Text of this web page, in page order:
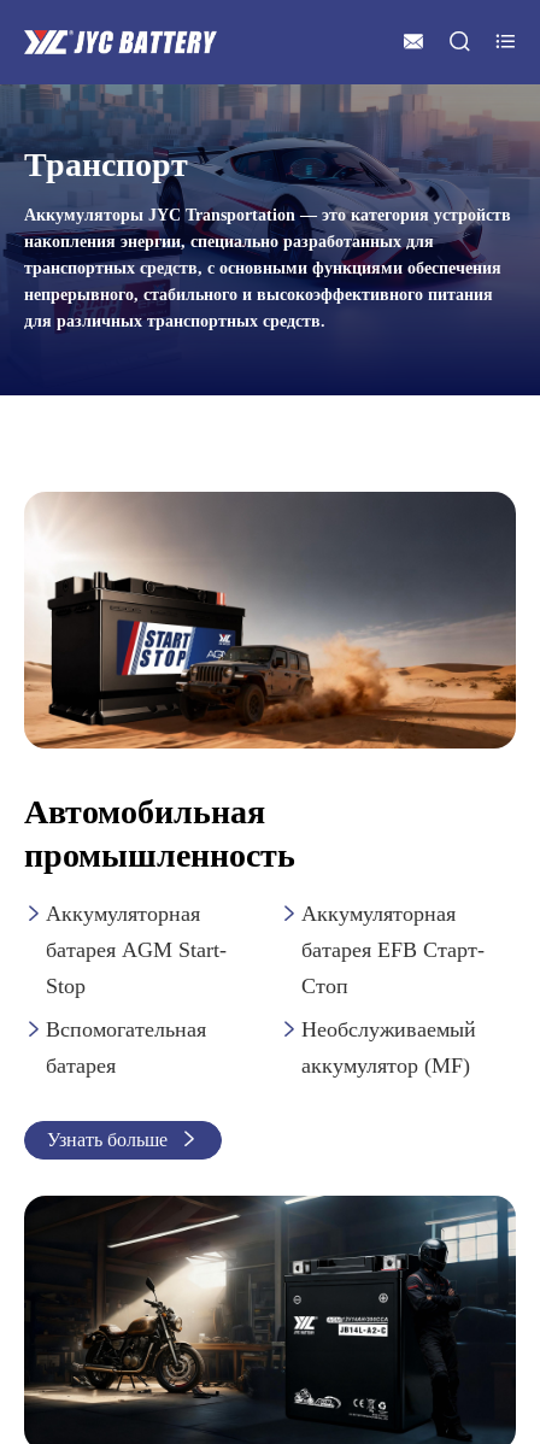
  
Транспорт
Аккумуляторы JYC Transportation — это категория устройств
накопления энергии, специально разработанных для
транспортных средств, с основными функциями обеспечения
непрерывного, стабильного и высокоэффективного питания
для различных транспортных средств.
Автомобильная
промышленность
 Аккумуляторная
батарея AGM Start-
Stop
 Аккумуляторная
батарея EFB Старт-
Стоп
 Вспомогательная
батарея
 Необслуживаемый
аккумулятор (MF)
Узнать больше 